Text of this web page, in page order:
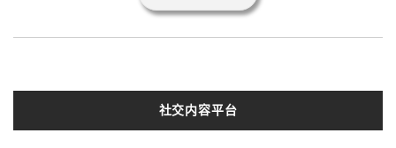
社交内容平台